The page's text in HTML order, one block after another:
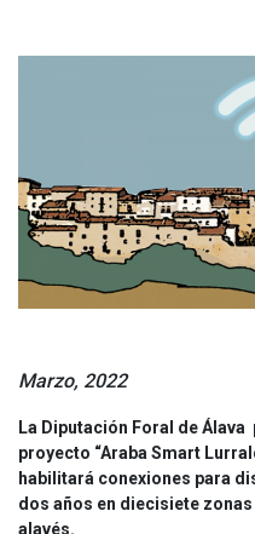
Marzo, 2022
La Diputación Foral de
proyecto “Araba Smart
habilitará conexiones para
dos años en diecisiete
alavés.